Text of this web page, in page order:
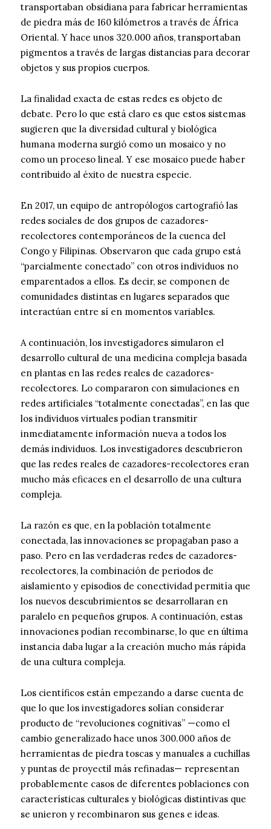
transportaban obsidiana para fabricar herramientas
de piedra más de 160 kilómetros a través de África
Oriental. Y hace unos 320.000 años, transportaban
pigmentos a través de largas distancias para decorar
objetos y sus propios cuerpos.
La finalidad exacta de estas redes es objeto de
debate. Pero lo que está claro es que estos sistemas
sugieren que la diversidad cultural y biológica
humana moderna surgió como un mosaico y no
como un proceso lineal. Y ese mosaico puede haber
contribuido al éxito de nuestra especie.
En 2017, un equipo de antropólogos cartografió las
redes sociales de dos grupos de cazadores-
recolectores contemporáneos de la cuenca del
Congo y Filipinas. Observaron que cada grupo está
“parcialmente conectado” con otros individuos no
emparentados a ellos. Es decir, se componen de
comunidades distintas en lugares separados que
interactúan entre sí en momentos variables.
A continuación, los investigadores simularon el
desarrollo cultural de una medicina compleja basada
en plantas en las redes reales de cazadores-
recolectores. Lo compararon con simulaciones en
redes artificiales “totalmente conectadas”, en las que
los individuos virtuales podían transmitir
inmediatamente información nueva a todos los
demás individuos. Los investigadores descubrieron
que las redes reales de cazadores-recolectores eran
mucho más eficaces en el desarrollo de una cultura
compleja.
La razón es que, en la población totalmente
conectada, las innovaciones se propagaban paso a
paso. Pero en las verdaderas redes de cazadores-
recolectores, la combinación de periodos de
aislamiento y episodios de conectividad permitía que
los nuevos descubrimientos se desarrollaran en
paralelo en pequeños grupos. A continuación, estas
innovaciones podían recombinarse, lo que en última
instancia daba lugar a la creación mucho más rápida
de una cultura compleja.
Los científicos están empezando a darse cuenta de
que lo que los investigadores solían considerar
producto de “revoluciones cognitivas” —como el
cambio generalizado hace unos 300.000 años de
herramientas de piedra toscas y manuales a cuchillas
y puntas de proyectil más refinadas— representan
probablemente casos de diferentes poblaciones con
características culturales y biológicas distintivas que
se unieron y recombinaron sus genes e ideas.